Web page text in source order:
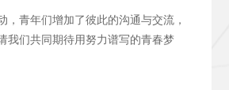
，青年们增加了彼此的沟通与交流，
我们共同期待用努力谱写的青春梦